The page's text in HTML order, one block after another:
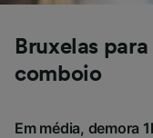
Bruxelas
comboio
Em média, demora
dispositivo
Publicidade e
medição de
de público e